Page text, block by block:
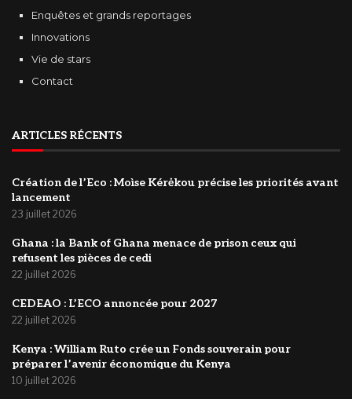
Enquêtes et grands reportages
Innovations
Vie de stars
Contact
ARTICLES RÉCENTS
Création de l’Eco : Moìse Kérėkou précise les priorités avant
lancement
23 juillet 2026
‎Ghana : la Bank of Ghana menace de prison ceux qui
refusent les pièces de cedi
22 juillet 2026
‎CEDEAO : L’ECO annoncée pour 2027
22 juillet 2026
Kenya : William Ruto crée un Fonds souverain pour
préparer l’avenir économique du Kenya
10 juillet 2026